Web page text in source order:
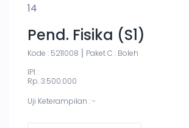
14
Pend. Fisika (S1)
Kode : 5211008
Paket C : Boleh
IPI :
Rp. 3.500.000
Uji Keterampilan : -